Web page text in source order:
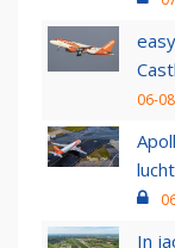
06-
In